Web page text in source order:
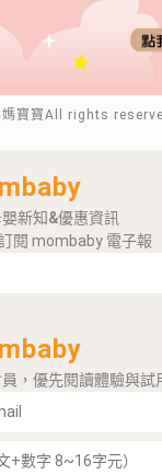
媽寶寶All rights
新知&優惠資訊
閱 mombaby 電子報
，優先閱讀體驗與試